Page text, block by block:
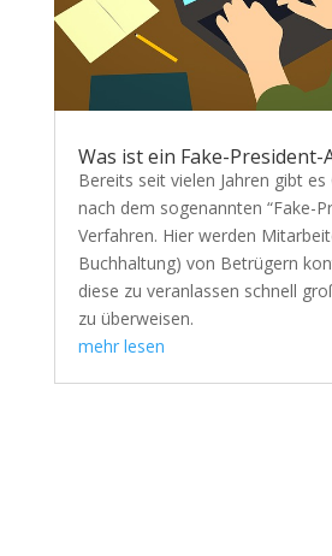
Was ist ein Fake-President-
Bereits seit vielen Jahren gibt
nach dem sogenannten “Fake-
Verfahren. Hier werden
Buchhaltung) von Betrügern
diese zu veranlassen schnell
zu überweisen.
mehr lesen